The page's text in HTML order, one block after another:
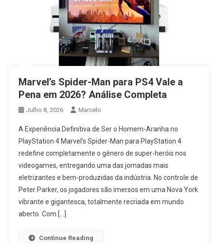
Marvel’s Spider-Man para PS4 Vale a
Pena em 2026? Análise Completa
Julho 8, 2026 Marcelo
A Experiência Definitiva de Ser o Homem-Aranha no
PlayStation 4 Marvel’s Spider-Man para PlayStation 4
redefine completamente o gênero de super-heróis nos
videogames, entregando uma das jornadas mais
eletrizantes e bem-produzidas da indústria. No controle de
Peter Parker, os jogadores são imersos em uma Nova York
vibrante e gigantesca, totalmente recriada em mundo
aberto. Com […]
Continue Reading